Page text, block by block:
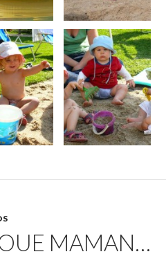
MAMAN…